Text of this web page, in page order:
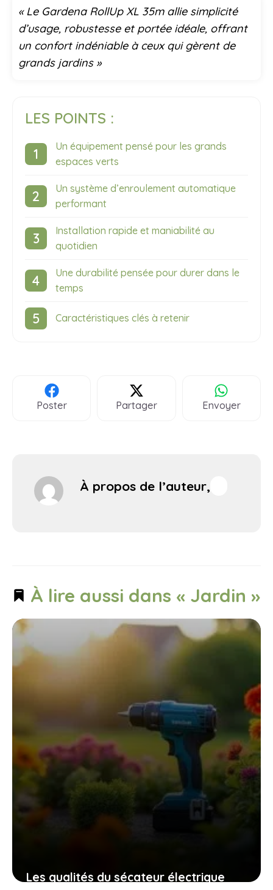
« Le Gardena RollUp XL 35m allie simplicité
d’usage, robustesse et portée idéale, offrant
un confort indéniable à ceux qui gèrent de
grands jardins »
LES POINTS :
Un équipement pensé pour les grands
espaces verts
Un système d’enroulement automatique
performant
Installation rapide et maniabilité au
quotidien
Une durabilité pensée pour durer dans le
temps
Caractéristiques clés à retenir
Poster Partager Envoyer
À propos de l’auteur,
À lire aussi dans « Jardin »
Les qualités du sécateur électrique